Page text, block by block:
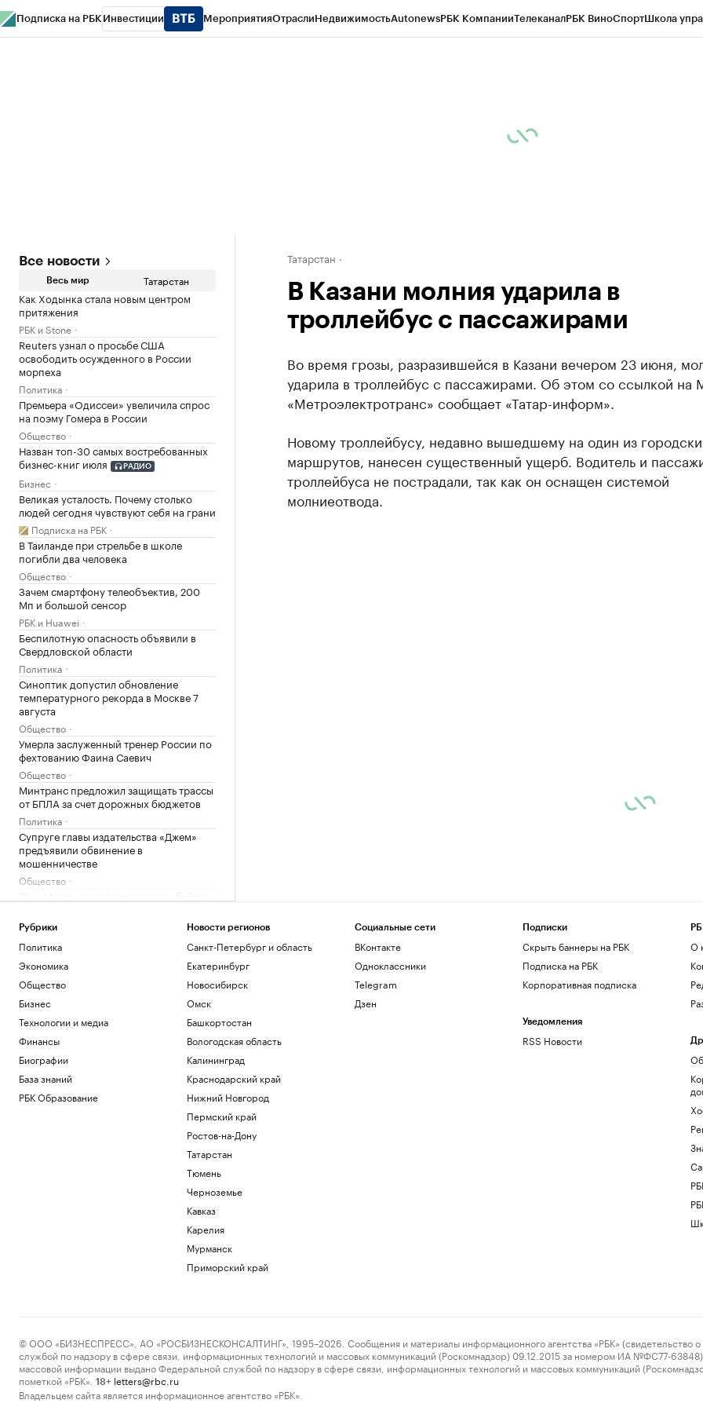
Подписка на РБК Инвестиции МероприятияОтраслиНедвижимостьAutonewsРБК КомпанииТелеканалРБК ВиноСпортШкола
Все новости
Весь мир Татарстан
Как Ходынка стала новым центром
притяжения
РБК и Stone
Reuters узнал о просьбе США
освободить осужденного в России
морпеха
Политика
Премьера «Одиссеи» увеличила спрос
на поэму Гомера в России
Общество
Назван топ-30 самых востребованных
бизнес-книг июля
РАДИО
Бизнес
Великая усталость. Почему столько
людей сегодня чувствуют себя на грани
Подписка на РБК
В Таиланде при стрельбе в школе
погибли два человека
Общество
Зачем смартфону телеобъектив, 200
Мп и большой сенсор
РБК и Huawei
Беспилотную опасность объявили в
Свердловской области
Политика
Синоптик допустил обновление
температурного рекорда в Москве 7
августа
Общество
Умерла заслуженный тренер России по
фехтованию Фаина Саевич
Общество
Минтранс предложил защищать трассы
от БПЛА за счет дорожных бюджетов
Политика
Супруге главы издательства «Джем»
предъявили обвинение в
мошенничестве
Общество
Bloomberg узнал о серии самоубийств
Политика
Землетрясение магнитудой 4,1
произошло в Туве
Общество
Средняя пенсия неработающих
превысила ₽35 тыс. в семи регионах
США ввели санкции в отношении
военного атташе Кубы в России
Политика
Власти Венесуэлы и оппозиция начали
переговоры спустя неделю задержки
Прощание с олимпийским чемпионом
Иваном Едешко пройдет 7 августа в
мужчину, угрожавшего взорвать бомбу
Во Внуково предупредили о задержках
Татарстан
В Казани молния ударила в
троллейбус с пассажирами
Во время грозы, разразившейся в Казани вечером 23 июня,
ударила в троллейбус с пассажирами. Об этом со ссылкой на
«Метроэлектротранс» сообщает «Татар-информ».
Новому троллейбусу, недавно вышедшему на один из
маршрутов, нанесен существенный ущерб. Водитель и
троллейбуса не пострадали, так как он оснащен системой
молниеотвода.
Рубрики
Политика
Экономика
Общество
Бизнес
Технологии и медиа
Финансы
Биографии
База знаний
РБК Образование
Новости регионов
Санкт-Петербург и область
Екатеринбург
Новосибирск
Омск
Башкортостан
Вологодская область
Калининград
Краснодарский край
Нижний Новгород
Пермский край
Ростов-на-Дону
Татарстан
Тюмень
Черноземье
Кавказ
Карелия
Мурманск
Приморский край
Социальные сети
ВКонтакте
Одноклассники
Telegram
Дзен
Подписки
Скрыть баннеры на РБК
Подписка на РБК
Корпоративная подписка
Уведомления
RSS Новости
О
© ООО «БИЗНЕСПРЕСС», АО «РОСБИЗНЕСКОНСАЛТИНГ», 1995–2026. Сообщения и материалы информационного агентства «РБК» (свидетельство о
службой по надзору в сфере связи, информационных технологий и массовых коммуникаций (Роскомнадзор) 09.12.2015 за номером ИА №ФС77-63848)
массовой информации выдано Федеральной службой по надзору в сфере связи, информационных технологий и массовых коммуникаций
пометкой «РБК».
18+ letters@rbc.ru
Владельцем сайта является информационное агентство «РБК».